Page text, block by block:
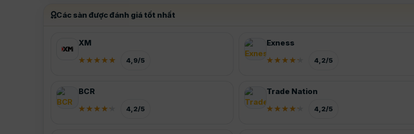
Các sàn được đánh giá tốt nhất
XM
4,9/5
Exness
4,2/5
BCR
4,2/5
Trade Nation
4,2/5